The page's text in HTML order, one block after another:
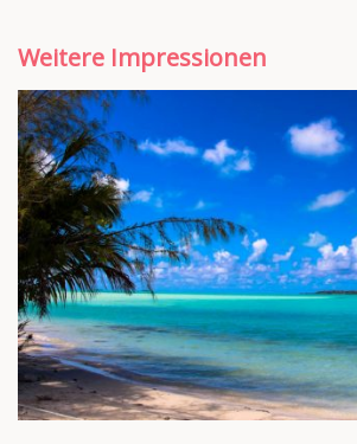
Weitere Impressionen